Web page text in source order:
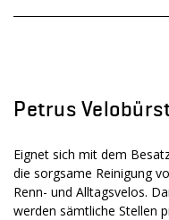
Petrus
Eignet sich mit dem
die sorgsame Reinigung
Renn- und Alltagsvelos.
werden sämtliche Stellen